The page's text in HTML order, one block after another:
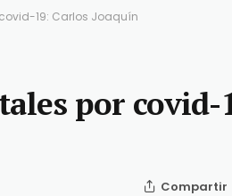
19: Carlos Joaquín
por covid-
Compartir